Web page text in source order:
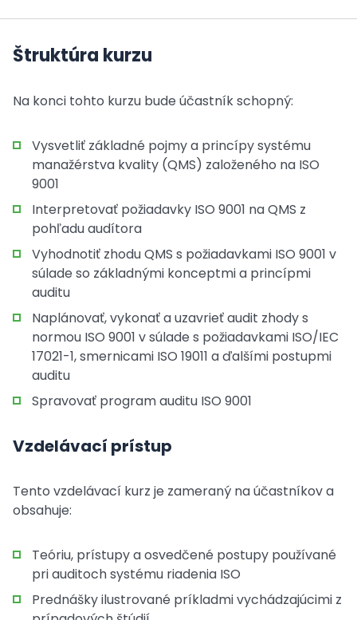
Štruktúra kurzu
Na konci tohto kurzu bude účastník schopný:
Vysvetliť základné pojmy a princípy systému
manažérstva kvality (QMS) založeného na ISO
9001
Interpretovať požiadavky ISO 9001 na QMS z
pohľadu audítora
Vyhodnotiť zhodu QMS s požiadavkami ISO 9001 v
súlade so základnými konceptmi a princípmi
auditu
Naplánovať, vykonať a uzavrieť audit zhody s
normou ISO 9001 v súlade s požiadavkami ISO/IEC
17021-1, smernicami ISO 19011 a ďalšími postupmi
auditu
Spravovať program auditu ISO 9001
Vzdelávací prístup
Tento vzdelávací kurz je zameraný na účastníkov a
obsahuje:
Teóriu, prístupy a osvedčené postupy používané
pri auditoch systému riadenia ISO
Prednášky ilustrované príkladmi vychádzajúcimi z